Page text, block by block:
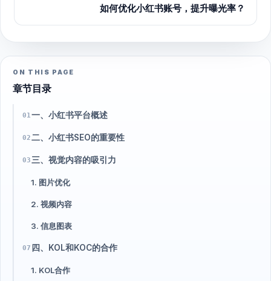
如何优化小红书账号，提升曝光率？
ON THIS PAGE
章节目录
01一、小红书平台概述
02二、小红书SEO的重要性
03三、视觉内容的吸引力
1. 图片优化
2. 视频内容
3. 信息图表
07 四、KOL和KOC的合作
1. KOL合作